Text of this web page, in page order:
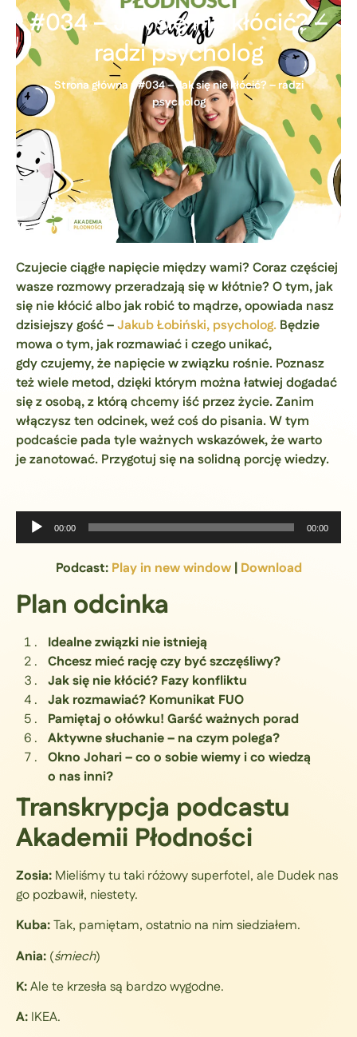
#034 – Jak się nie kłócić? –
radzi psycholog
Strona główna»#034 – Jak się nie kłócić? – radzi
psycholog
Czujecie ciągłe napięcie między wami? Coraz częściej
wasze rozmowy przeradzają się w kłótnie? O tym, jak
się nie kłócić albo jak robić to mądrze, opowiada nasz
dzisiejszy gość –Jakub Łobiński, psycholog. Będzie
mowa o tym, jak rozmawiać i czego unikać,
gdy czujemy, że napięcie w związku rośnie. Poznasz
też wiele metod, dzięki którym można łatwiej dogadać
się z osobą, z którą chcemy iść przez życie. Zanim
włączysz ten odcinek, weź coś do pisania. W tym
podcaście pada tyle ważnych wskazówek, że warto
je zanotować. Przygotuj się na solidną porcję wiedzy.
Odtwarzacz
plików
dźwiękowych
00:00 00:00
Podcast: Play in new window| Download
Plan odcinka
Idealne związki nie istnieją
Chcesz mieć rację czy być szczęśliwy?
Jak się nie kłócić? Fazy konfliktu
Jak rozmawiać? Komunikat FUO
Pamiętaj o ołówku! Garść ważnych porad
Aktywne słuchanie – na czym polega?
Okno Johari – co o sobie wiemy i co wiedzą
o nas inni?
Transkrypcja podcastu
Akademii Płodności
Zosia: Mieliśmy tu taki różowy superfotel, ale Dudek nas
go pozbawił, niestety.
Kuba:Tak, pamiętam, ostatnio na nim siedziałem.
Ania: (śmiech)
K:Ale te krzesła są bardzo wygodne.
A: IKEA.